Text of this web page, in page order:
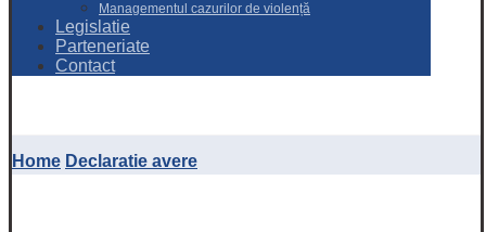
Managementul cazurilor de violență
Legislatie
Parteneriate
Contact
Home Declaratie avere